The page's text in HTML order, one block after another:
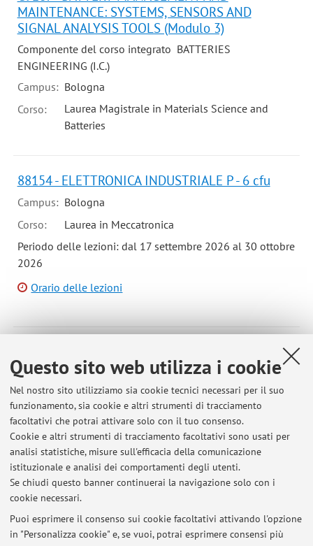
Questo sito web utilizza i cookie
Nel nostro sito utilizziamo sia cookie tecnici necessari per il suo
funzionamento, sia cookie e altri strumenti di tracciamento
facoltativi che potrai attivare solo con il tuo consenso.
Cookie e altri strumenti di tracciamento facoltativi sono usati per
analisi statistiche, misure sull'efficacia della comunicazione
istituzionale e analisi dei comportamenti degli utenti.
Se chiudi questo banner continuerai la navigazione solo con i
cookie necessari.
Puoi esprimere il consenso sui cookie facoltativi attivando l'opzione
in "Personalizza cookie" e, se vuoi, potrai esprimere consensi più
MAINTENANCE: SYSTEMS, SENSORS AND
SIGNAL ANALYSIS TOOLS (Modulo 3)
Componente del corso integrato BATTERIES
ENGINEERING (I.C.)
Campus: Bologna
Corso:
Laurea Magistrale in Materials Science and
Batteries
88154 - ELETTRONICA INDUSTRIALE P - 6 cfu
Campus: Bologna
Corso:
Laurea in Meccatronica
Periodo delle lezioni: dal 17 settembre 2026 al 30 ottobre
2026
Orario delle lezioni
93324 - LAB OF INTELLIGENT SENSOR SYSTEMS
M - 3 cfu
Campus: Bologna
Corso:
Laurea Magistrale in Ingegneria elettronica
Opportunità per tesi in azienda
Pubblicato il: 21 febbraio 2020